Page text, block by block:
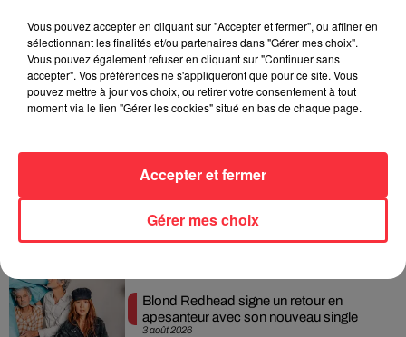
5 août 2026
Linkin Park annonce son arrivée au
cinéma avec « Unshatter »
Pearl Jam replonge dans ses débuts
3 août 2026
Blond Redhead signe un retour en
apesanteur avec son nouveau single
Vous pouvez accepter en cliquant sur "Accepter et fermer", ou affiner en
sélectionnant les finalités et/ou partenaires dans "Gérer mes choix".
Vous pouvez également refuser en cliquant sur "Continuer sans
accepter". Vos préférences ne s'appliqueront que pour ce site. Vous
pouvez mettre à jour vos choix, ou retirer votre consentement à tout
moment via le lien "Gérer les cookies" situé en bas de chaque page.
Gérer mes choix
Accepter et fermer